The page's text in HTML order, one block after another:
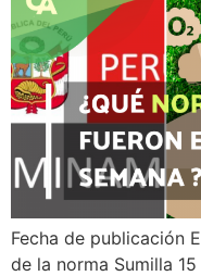
Fecha de publicación
de la norma Sumilla